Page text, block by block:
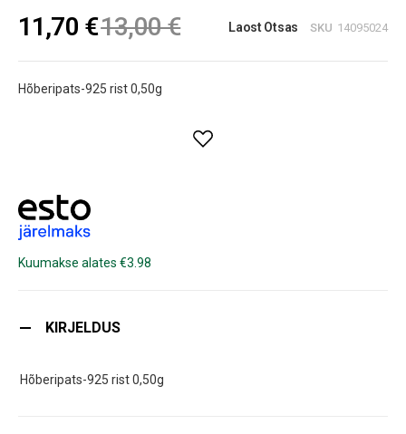
11,70 €13,00 € Laost Otsas SKU 14095024
Hõberipats-925 rist 0,50g
Kuumakse alates €3.98
KIRJELDUS
Hõberipats-925 rist 0,50g